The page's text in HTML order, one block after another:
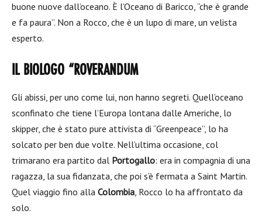
buone nuove dall’oceano. È l’Oceano di Baricco, “che è grande
e fa paura”. Non a Rocco, che è un lupo di mare, un velista
esperto.
IL BIOLOGO “ROVERANDUM
Gli abissi, per uno come lui, non hanno segreti. Quell’oceano
sconfinato che tiene l’Europa lontana dalle Americhe, lo
skipper, che è stato pure attivista di “Greenpeace”, lo ha
solcato per ben due volte. Nell’ultima occasione, col
trimarano era partito dal Portogallo: era in compagnia di una
ragazza, la sua fidanzata, che poi s’è fermata a Saint Martin.
Quel viaggio fino alla Colombia, Rocco lo ha affrontato da
solo.